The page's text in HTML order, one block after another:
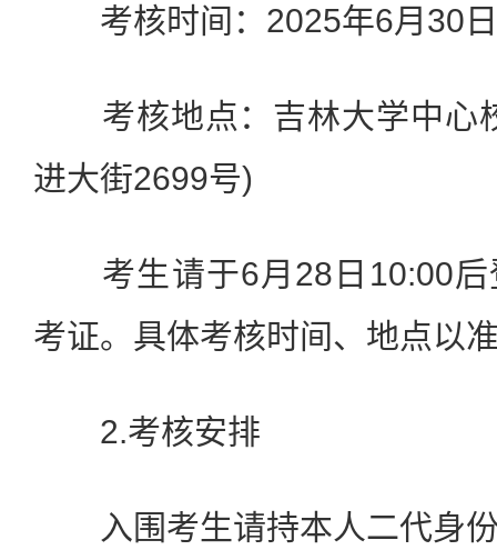
考核时间：2025年6月30
考核地点：吉林大学中心
进大街2699号)
考生请于6月28日10:00后
考证。具体考核时间、地点以
2.考核安排
入围考生请持本人二代身份